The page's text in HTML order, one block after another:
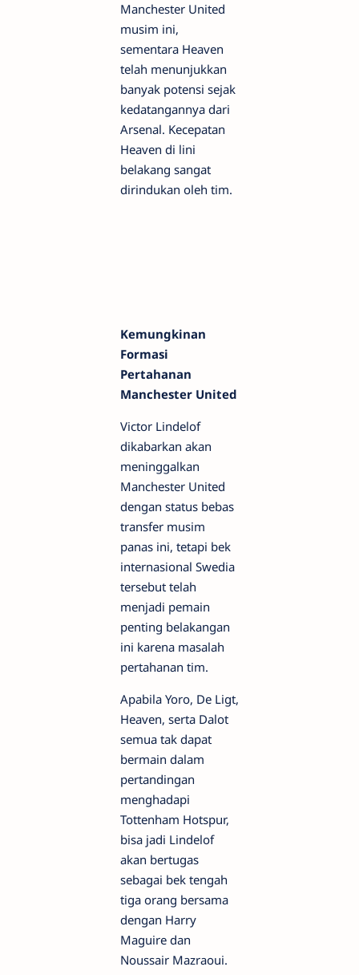
Manchester United
musim ini,
sementara Heaven
telah menunjukkan
banyak potensi sejak
kedatangannya dari
Arsenal. Kecepatan
Heaven di lini
belakang sangat
dirindukan oleh tim.
Kemungkinan
Formasi
Pertahanan
Manchester United
Victor Lindelof
dikabarkan akan
meninggalkan
Manchester United
dengan status bebas
transfer musim
panas ini, tetapi bek
internasional Swedia
tersebut telah
menjadi pemain
penting belakangan
ini karena masalah
pertahanan tim.
Apabila Yoro, De Ligt,
Heaven, serta Dalot
semua tak dapat
bermain dalam
pertandingan
menghadapi
Tottenham Hotspur,
bisa jadi Lindelof
akan bertugas
sebagai bek tengah
tiga orang bersama
dengan Harry
Maguire dan
Noussair Mazraoui.